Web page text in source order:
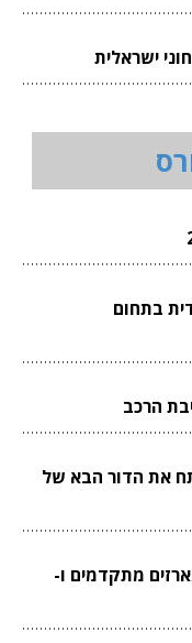
בתחום
הרכב
את הדור הבא של
מתקדמים ו-